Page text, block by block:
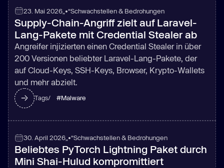
23. Mai 2026 „•“Schwachstellen & Bedrohungen
Supply-Chain-Angriff zielt auf Laravel-
Lang-Pakete mit Credential Stealer ab
Angreifer injizierten einen Credential Stealer in über
200 Versionen beliebter Laravel-Lang-Pakete, der
auf Cloud-Keys, SSH-Keys, Browser, Krypto-Wallets
und mehr abzielt.
Tags/ #Malware
30. April 2026„•“Schwachstellen & Bedrohungen
Beliebtes PyTorch Lightning Paket durch
Mini Shai-Hulud kompromittiert